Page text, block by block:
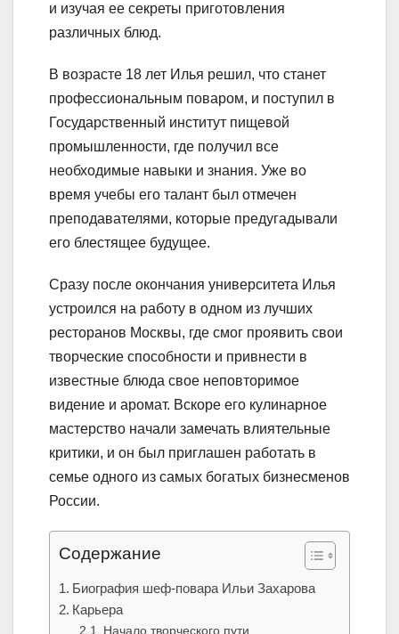
и изучая ее секреты приготовления
различных блюд.
В возрасте 18 лет Илья решил, что станет
профессиональным поваром, и поступил в
Государственный институт пищевой
промышленности, где получил все
необходимые навыки и знания. Уже во
время учебы его талант был отмечен
преподавателями, которые предугадывали
его блестящее будущее.
Сразу после окончания университета Илья
устроился на работу в одном из лучших
ресторанов Москвы, где смог проявить свои
творческие способности и привнести в
известные блюда свое неповторимое
видение и аромат. Вскоре его кулинарное
мастерство начали замечать влиятельные
критики, и он был приглашен работать в
семье одного из самых богатых бизнесменов
России.
Содержание
Биография шеф-повара Ильи Захарова
Карьера
Начало творческого пути